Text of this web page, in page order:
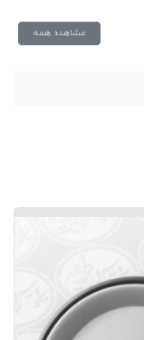
مشاهده همه